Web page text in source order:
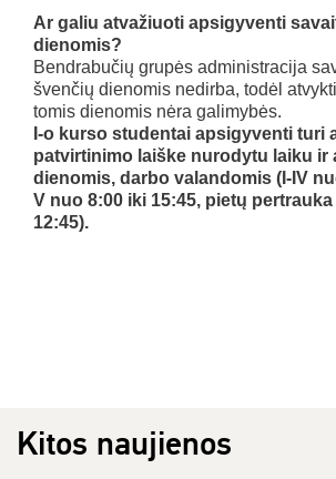
Ar galiu atvažiuoti apsigyventi
dienomis?
Bendrabučių grupės administracija
švenčių dienomis nedirba, todėl
tomis dienomis nėra galimybės.
I-o kurso studentai apsigyventi turi
patvirtinimo laiške nurodytu laiku ir
dienomis, darbo valandomis (I-IV
V nuo 8:00 iki 15:45, pietų
12:45).
Kitos naujienos